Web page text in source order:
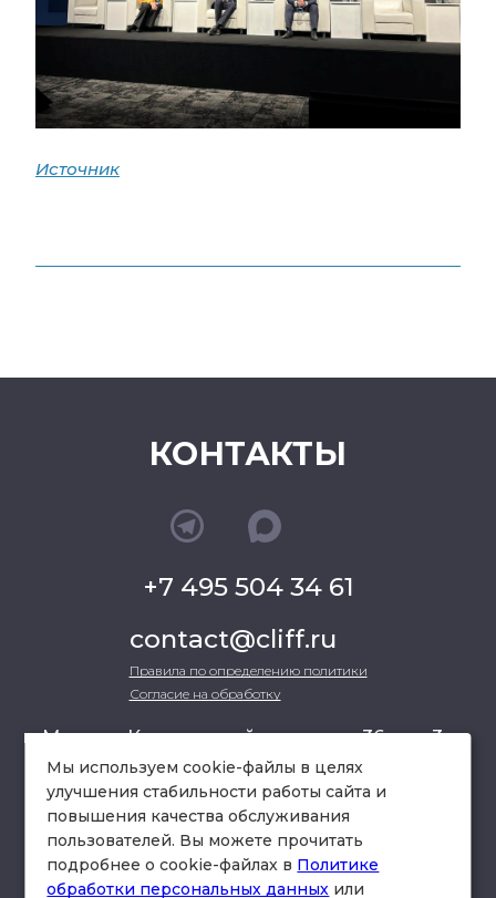
Источник
КОНТАКТЫ
+7 495 504 34 61
contact@cliff.ru
Правила по определению политики
Согласие на обработку
г. Москва, Кутузовский проспект 36, стр.3 ,
офис 301
схема проезда
Мы используем cookie-файлы в целях
улучшения стабильности работы сайта и
повышения качества обслуживания
пользователей. Вы можете прочитать
подробнее о cookie-файлах в Политике
обработки персональных данных или